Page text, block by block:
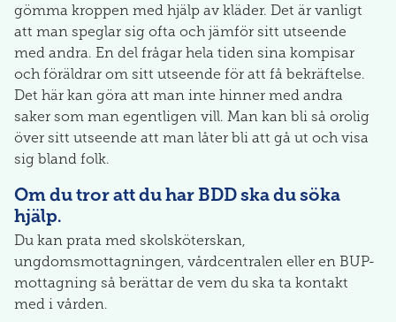
gömma kroppen med hjälp av kläder. Det är vanligt
att man speglar sig ofta och jämför sitt utseende
med andra. En del frågar hela tiden sina kompisar
och föräldrar om sitt utseende för att få bekräftelse.
Det här kan göra att man inte hinner med andra
saker som man egentligen vill. Man kan bli så orolig
över sitt utseende att man låter bli att gå ut och visa
sig bland folk.
Om du tror att du har BDD ska du söka
hjälp.
Du kan prata med skolsköterskan,
ungdomsmottagningen, vårdcentralen eller en BUP-
mottagning så berättar de vem du ska ta kontakt
med i vården.